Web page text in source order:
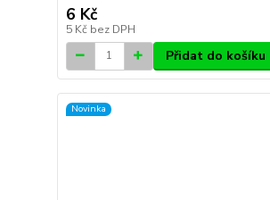
6 Kč
5 Kč bez DPH
Přidat do košíku
Novinka